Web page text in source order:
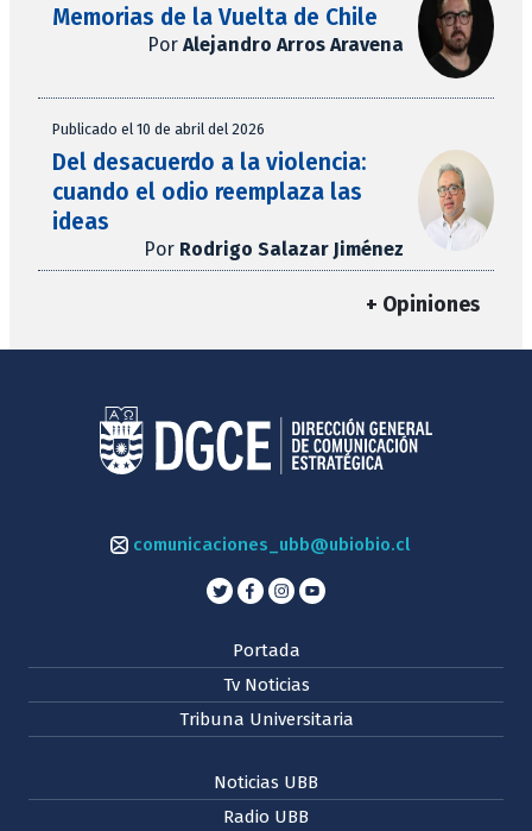
Memorias de la Vuelta de Chile
Por Alejandro Arros Aravena
Publicado el 10 de abril del 2026
Del desacuerdo a la violencia:
cuando el odio reemplaza las
ideas
Por Rodrigo Salazar Jiménez
+ Opiniones
comunicaciones_ubb@ubiobio.cl
Portada
Tv Noticias
Tribuna Universitaria
Noticias UBB
Radio UBB